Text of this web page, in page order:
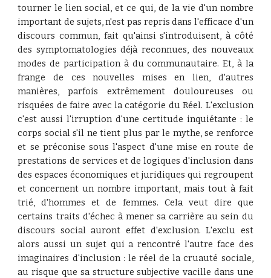
tourner le lien social, et ce qui, de la vie d'un nombre
important de sujets, n'est pas repris dans l'efficace d'un
discours commun, fait qu'ainsi s'introduisent, à côté
des symptomatologies déjà reconnues, des nouveaux
modes de participation à du communautaire. Et, à la
frange de ces nouvelles mises en lien, d'autres
manières, parfois extrêmement douloureuses ou
risquées de faire avec la catégorie du Réel. L'exclusion
c'est aussi l'irruption d'une certitude inquiétante : le
corps social s'il ne tient plus par le mythe, se renforce
et se préconise sous l'aspect d'une mise en route de
prestations de services et de logiques d'inclusion dans
des espaces économiques et juridiques qui regroupent
et concernent un nombre important, mais tout à fait
trié, d'hommes et de femmes. Cela veut dire que
certains traits d'échec à mener sa carrière au sein du
discours social auront effet d'exclusion. L'exclu est
alors aussi un sujet qui a rencontré l'autre face des
imaginaires d'inclusion : le réel de la cruauté sociale,
au risque que sa structure subjective vacille dans une